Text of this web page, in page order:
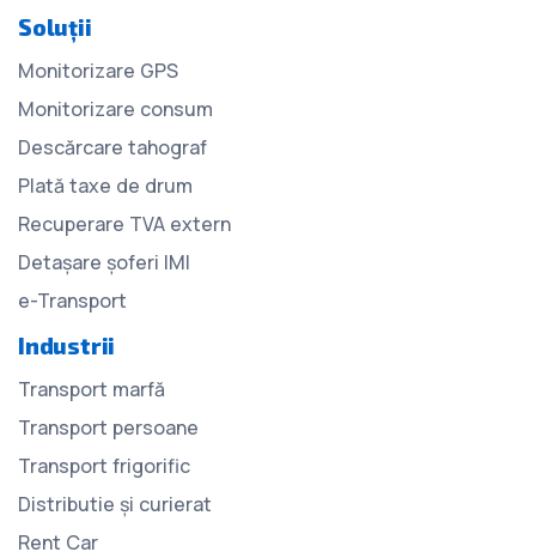
Soluții
Monitorizare GPS
Monitorizare consum
Descărcare tahograf
Plată taxe de drum
Recuperare TVA extern
Detașare șoferi IMI
e-Transport
Industrii
Transport marfă
Transport persoane
Transport frigorific
Distributie și curierat
Rent Car